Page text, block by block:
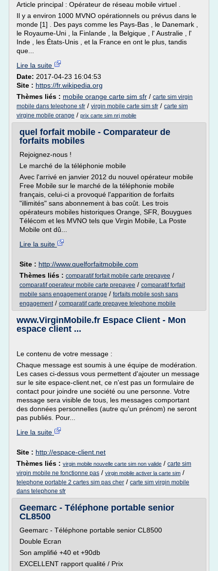
Article principal : Opérateur de réseau mobile virtuel .
Il y a environ 1000 MVNO opérationnels ou prévus dans le
monde [1] . Des pays comme les Pays-Bas , le Danemark ,
le Royaume-Uni , la Finlande , la Belgique , l' Australie , l'
Inde , les États-Unis , et la France en ont le plus, tandis
que...
Lire la suite
Date: 2017-04-23 16:04:53
Site : https://fr.wikipedia.org
Thèmes liés : mobile orange carte sim sfr / carte sim virgin
mobile dans telephone sfr / virgin mobile carte sim sfr / carte sim
virgine mobile orange / prix carte sim nrj mobile
quel forfait mobile - Comparateur de
forfaits mobiles
Rejoignez-nous !
Le marché de la téléphonie mobile
Avec l'arrivé en janvier 2012 du nouvel opérateur mobile
Free Mobile sur le marché de la téléphonie mobile
français, celui-ci a provoqué l'apparition de forfaits
"illimités" sans abonnement à bas coût. Les trois
opérateurs mobiles historiques Orange, SFR, Bouygues
Télécom et les MVNO tels que Virgin Mobile, La Poste
Mobile ont dû...
Lire la suite
Site : http://www.quelforfaitmobile.com
Thèmes liés : comparatif forfait mobile carte prepayee /
comparatif operateur mobile carte prepayee / comparatif forfait
mobile sans engagement orange / forfaits mobile sosh sans
engagement/ comparatif carte prepayee telephone mobile
www.VirginMobile.fr Espace Client - Mon
espace client ...
Le contenu de votre message :
Chaque message est soumis à une équipe de modération.
Les cases ci-dessus vous permettent d'ajouter un message
sur le site espace-client.net, ce n'est pas un formulaire de
contact pour joindre une société ou une personne. Votre
message sera visible de tous, les messages comportant
des données personnelles (autre qu'un prénom) ne seront
pas publiés. Pour...
Lire la suite
Site : http://espace-client.net
Thèmes liés : virgin mobile nouvelle carte sim non valide / carte sim
virgin mobile ne fonctionne pas / virgin mobile activer la carte sim /
telephone portable 2 cartes sim pas cher / carte sim virgin mobile
dans telephone sfr
Geemarc - Téléphone portable senior
CL8500
Geemarc - Téléphone portable senior CL8500
Double Ecran
Son amplifié +40 et +90db
EXCELLENT rapport qualité / Prix